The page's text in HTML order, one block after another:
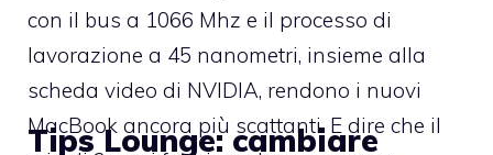
con il bus a 1066 Mhz e il processo di
lavorazione a 45 nanometri, insieme alla
scheda video di NVIDIA, rendono i nuovi
MacBook ancora più scattanti. E dire che il
Tips Lounge: cambiare